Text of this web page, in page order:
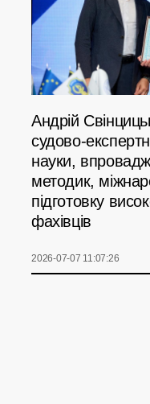
Андрій
судово-
науки,
методик,
підготовку
фахівців
2026-07-07 11:07:26